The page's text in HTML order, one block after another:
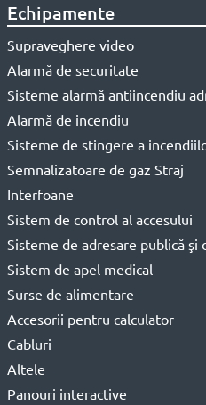
Echipamente
Supraveghere video
Alarmă de securitate
Sisteme alarmă antiincendiu
Alarmă de incendiu
Sisteme de stingere a
Semnalizatoare de gaz Straj
Interfoane
Sistem de control al accesului
Sisteme de adresare publică şi
Sistem de apel medical
Surse de alimentare
Accesorii pentru calculator
Cabluri
Altele
Panouri interactive